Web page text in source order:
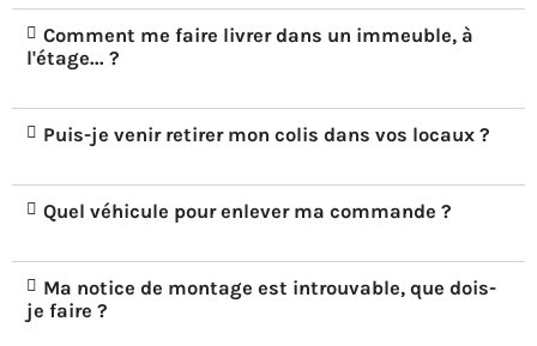
Comment me faire livrer dans un immeuble, à
l'étage... ?
Puis-je venir retirer mon colis dans vos locaux ?
Quel véhicule pour enlever ma commande ?
Ma notice de montage est introuvable, que dois-
je faire ?